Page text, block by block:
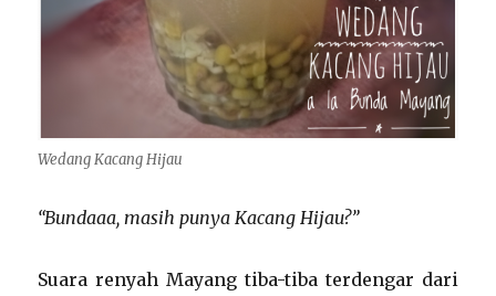
Wedang Kacang Hijau
“Bundaaa, masih punya Kacang Hijau?”
Suara renyah Mayang tiba-tiba terdengar dari